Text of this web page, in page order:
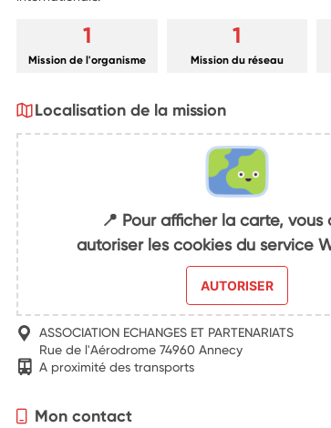
1
Mission de l'organisme
1
Mission du réseau
Localisation de la mission
📍 Pour afficher la carte, vous
autoriser les cookies du service
AUTORISER
ASSOCIATION ECHANGES ET PARTENARIATS
Rue de l'Aérodrome 74960 Annecy
A proximité des transports
Mon contact